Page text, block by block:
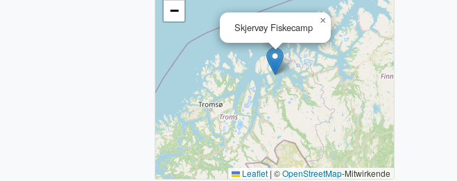
Skjervøy Fiskecamp
×
−
Leaflet | ©OpenStreetMap-Mitwirkende